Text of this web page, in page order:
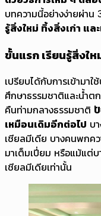
บทความนี้อย่างง่ายผ่า
รู้สิ่งใหม่ ทิ้งสิ่งเก่า และ
ขั้นแรก เรียนรู้สิ่งให
เปรียบได้กับการเข้ามาใ
ศึกษาธรรมชาติและน้ำต
คืนท่ามกลางธรรมชาติ
เหมือนเดิมอีกต่อไป บ
เชียลมีเดีย บางคนพกค
มาเต็มเปี่ยม หรือแม้แต่
เชียลมีเดียเท่านั้น